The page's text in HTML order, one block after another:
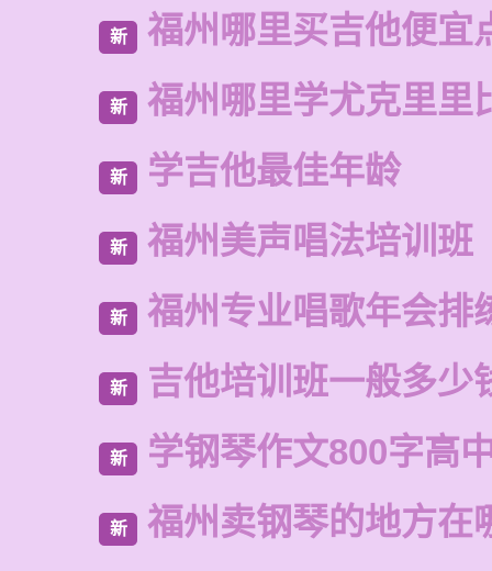
新 福州哪里买吉他便宜
新 福州哪里学尤克里里
新 学吉他最佳年龄
新 福州美声唱法培训班
新 福州专业唱歌年会排
新 吉他培训班一般多少
新 学钢琴作文800字高
新 福州卖钢琴的地方在